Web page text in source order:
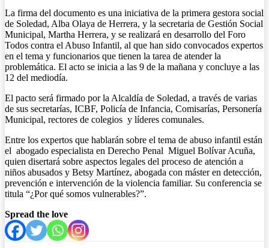
La firma del documento es una iniciativa de la primera gestora social
de Soledad, Alba Olaya de Herrera, y la secretaria de Gestión Social
Municipal, Martha Herrera, y se realizará en desarrollo del Foro
Todos contra el Abuso Infantil, al que han sido convocados expertos
en el tema y funcionarios que tienen la tarea de atender la
problemática. El acto se inicia a las 9 de la mañana y concluye a las
12 del mediodía.
El pacto será firmado por la Alcaldía de Soledad, a través de varias
de sus secretarías, ICBF, Policía de Infancia, Comisarías, Personería
Municipal, rectores de colegios y líderes comunales.
Entre los expertos que hablarán sobre el tema de abuso infantil están
el abogado especialista en Derecho Penal Miguel Bolívar Acuña,
quien disertará sobre aspectos legales del proceso de atención a
niños abusados y Betsy Martínez, abogada con máster en detección,
prevención e intervención de la violencia familiar. Su conferencia se
titula “¿Por qué somos vulnerables?”.
Spread the love